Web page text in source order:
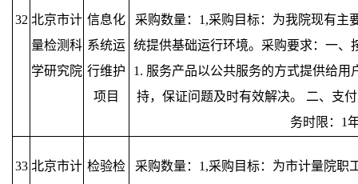
32 北京市计
量检测科
学研究院
信息化
系统运
行维护
项目
采购数量：1,采购目标：为我院现有主
统提供基础运行环境。采购要求：一、
1. 服务产品以公共服务的方式提供给用
持，保证问题及时有效解决。 二、支
务时限：1
33 北京市计 检验检
采购数量：1,采购目标：为市计量院职